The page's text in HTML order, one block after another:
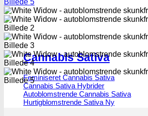
Cannabis Sativa
Feminiseret Cannabis Sativa
Cannabis Sativa Hybrider
Autoblomstrende Cannabis Sativa
Hurtigblomstrende Sativa